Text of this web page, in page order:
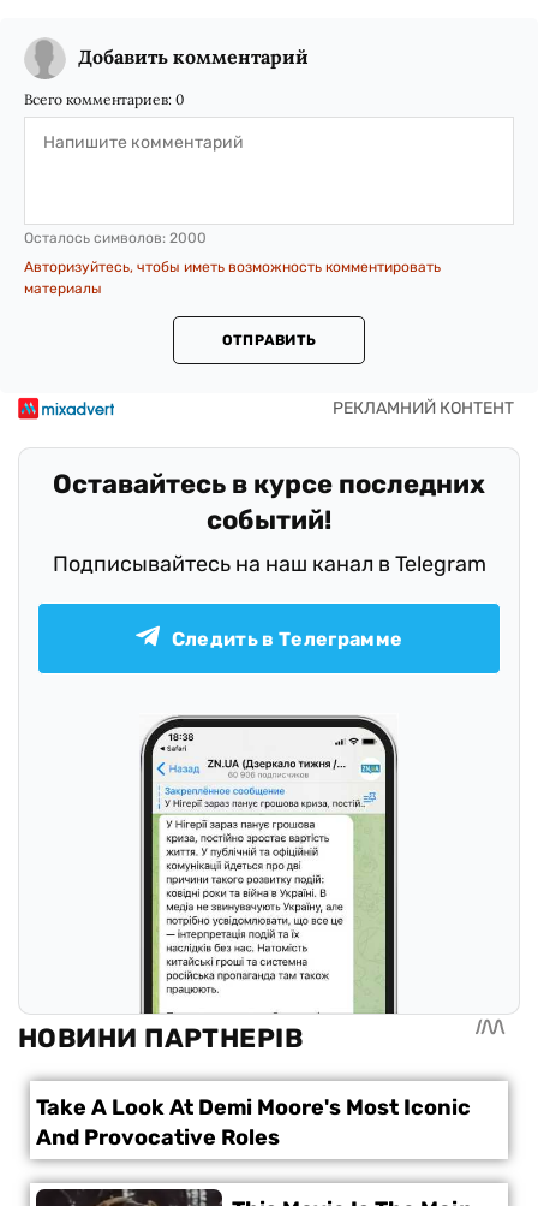
Добавить комментарий
Всего комментариев: 0
Осталось символов: 2000
Авторизуйтесь, чтобы иметь возможность комментировать
материалы
ОТПРАВИТЬ
Оставайтесь в курсе последних
событий!
Подписывайтесь на наш канал в Telegram
Следить в Телеграмме